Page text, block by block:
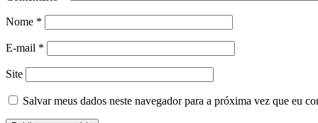
Nome *
E-mail *
Site
Salvar meus dados neste navegador para a próxima vez que eu